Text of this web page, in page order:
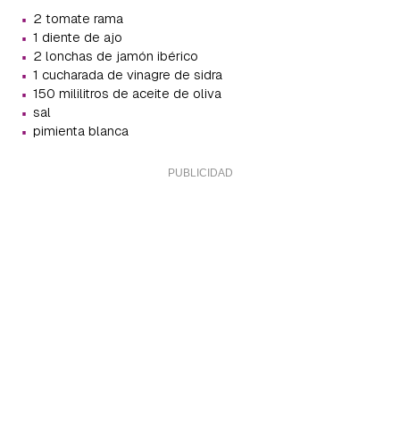
· 2 tomate rama
· 1 diente de ajo
· 2 lonchas de jamón ibérico
· 1 cucharada de vinagre de sidra
· 150 mililitros de aceite de oliva
· sal
· pimienta blanca